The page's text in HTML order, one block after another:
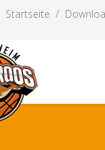
Startseite